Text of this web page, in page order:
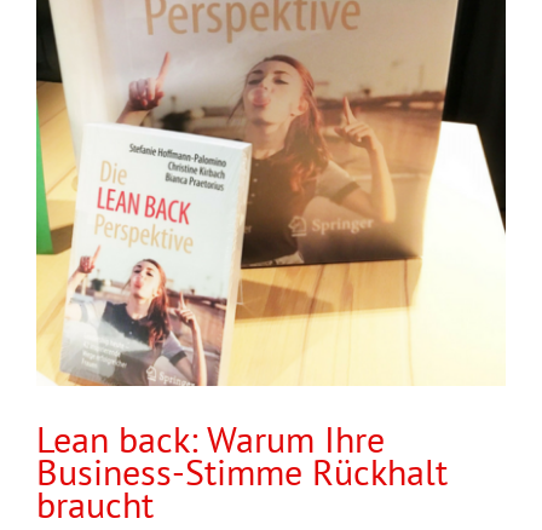
Lean back: Warum Ihre
Business-Stimme Rückhalt
braucht